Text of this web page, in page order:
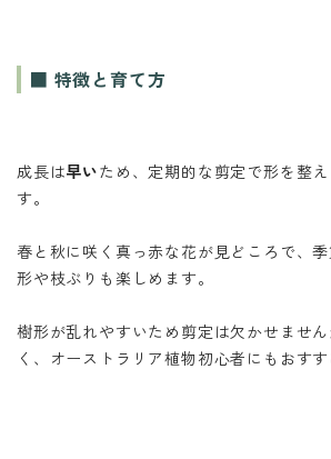
■ 特徴と育て方
成長は早いため、定期的な剪定で形を整
す。
春と秋に咲く真っ赤な花が見どころで、
形や枝ぶりも楽しめます。
樹形が乱れやすいため剪定は欠かせませ
く、オーストラリア植物初心者にもおすす